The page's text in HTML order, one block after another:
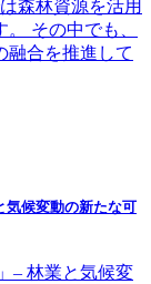
森林資源を活用
その中でも、
融合を推進して
気候変動の新たな可
– 林業と気候変